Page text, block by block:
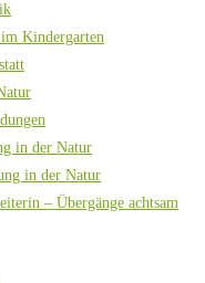
Kindergarten
in der Natur
in der Natur
– Übergänge achtsam